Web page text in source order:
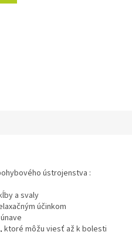
ústrojenstva :
a svaly
účinkom
ktoré môžu viesť až k bolesti